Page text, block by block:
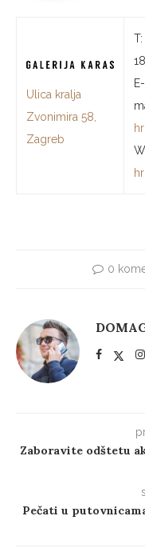
Ulica kralja
Zvonimira 58,
Zagreb
E-
hr
hr
0
Zaboravite odštetu
Pečati u